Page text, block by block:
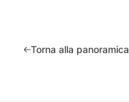
Torna alla panoramica